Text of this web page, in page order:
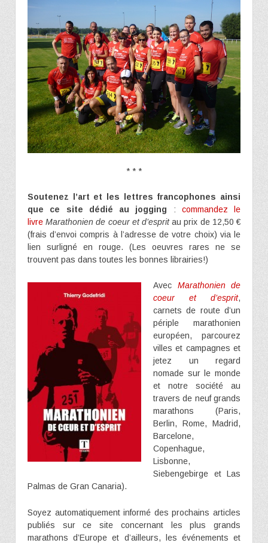
* * *
Soutenez l’art et les lettres francophones ainsi
que ce site dédié au jogging : commandez le
livre Marathonien de coeur et d’espritau prix de 12,50 €
(frais d’envoi compris à l’adresse de votre choix) via le
lien surligné en rouge. (Les oeuvres rares ne se
trouvent pas dans toutes les bonnes librairies!)
Avec Marathonien de
coeur et d’esprit,
carnets de route d’un
périple marathonien
européen, parcourez
villes et campagnes et
jetez un regard
nomade sur le monde
et notre société au
travers de neuf grands
marathons (Paris,
Berlin, Rome, Madrid,
Barcelone,
Copenhague,
Lisbonne,
Siebengebirge et Las
Palmas de Gran Canaria).
Soyez automatiquement informé des prochains articles
publiés sur ce site concernant les plus grands
marathons d’Europe et d’ailleurs, les événements et